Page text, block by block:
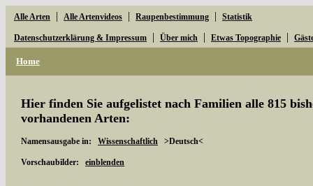
Alle Arten | Alle Artenvideos | Raupenbestimmung | Statistik
Datenschutzerklärung & Impressum | Über mich | Etwas Topographie |
Home
Hier finden Sie aufgelistet nach Familien alle 815
vorhandenen Arten:
Namensausgabe in: Wissenschaftlich >Deutsch<
Vorschaubilder: einblenden